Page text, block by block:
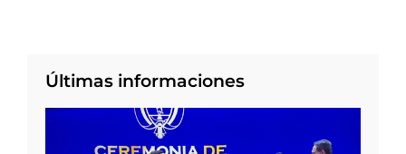
Últimas informaciones